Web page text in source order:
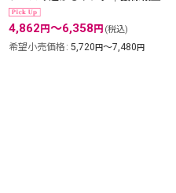
4,862 円～6,358 円 (税込)
希望小売価格 : 5,720円～7,480円